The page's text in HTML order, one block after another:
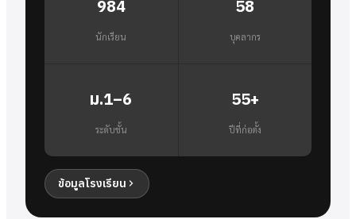
984
นักเรียน
58
บุคลากร
ม.1–6
ระดับชั้น
55+
ปีที่ก่อตั้ง
ข้อมูลโรงเรียน